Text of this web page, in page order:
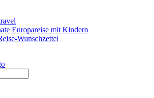
Europareise mit Kindern
Wunschzettel